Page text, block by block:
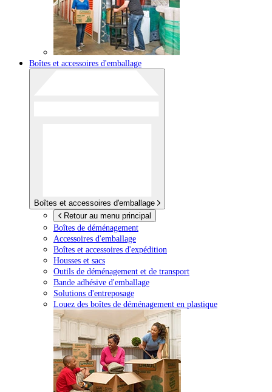
Boîtes et accessoires d'emballage
Boîtes et accessoires d'emballage
Retour au menu principal
Boîtes de déménagement
Accessoires d'emballage
Boîtes et accessoires d'expédition
Housses et sacs
Outils de déménagement et de transport
Bande adhésive d'emballage
Solutions d'entreposage
Louez des boîtes de déménagement en plastique